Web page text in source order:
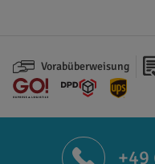
Vorabüberweisung
+49